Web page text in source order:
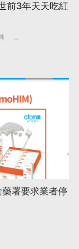
前3年天天吃紅
...
署要求業者停